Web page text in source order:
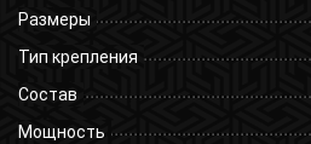
Размеры
Тип крепления
Состав
Мощность